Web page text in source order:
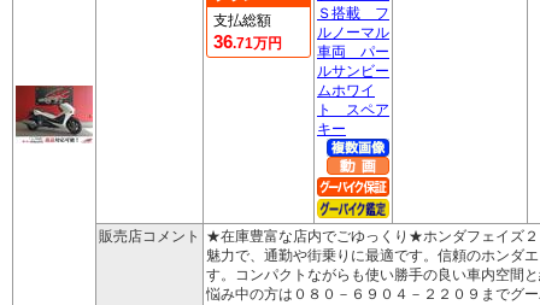
支払総額
36.71万円
Ｓ搭載 フ
ルノーマル
車両 パー
ルサンビー
ムホワイ
ト スペア
キー
販売店コメント
★在庫豊富な店内でごゆっくり★ホンダフェイズ
魅力で、通勤や街乗りに最適です。信頼のホンダ
す。コンパクトながらも使い勝手の良い車内空間
悩み中の方は０８０－６９０４－２２０９までグ